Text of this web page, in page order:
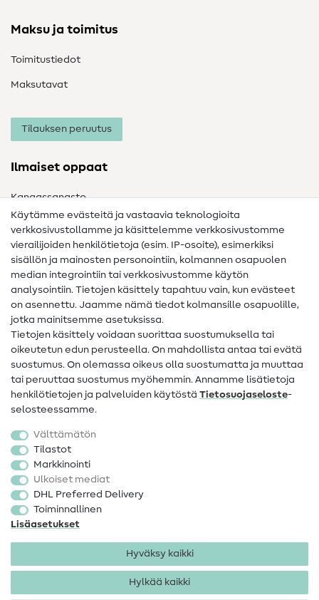
Maksu ja toimitus
Toimitustiedot
Maksutavat
Tilauksen peruutus
Ilmaiset oppaat
Kangassanasto
Ompelusanasto
Ompeluohjeet
Apua ja yhteystiedot
Yhteystiedot
Tietoa omistajanvaihdoksesta
FAQ
Peruutusoikeus
Suosittu
Kankaat
Ompelutarvikkeet
Ale
Käytämme evästeitä ja vastaavia teknologioita
verkkosivustollamme ja käsittelemme verkkosivustomme
vierailijoiden henkilötietoja (esim. IP-osoite), esimerkiksi
sisällön ja mainosten personointiin, kolmannen osapuolen
median integrointiin tai verkkosivustomme käytön
analysointiin. Tietojen käsittely tapahtuu vain, kun evästeet
on asennettu. Jaamme nämä tiedot kolmansille osapuolille,
jotka mainitsemme asetuksissa.
Tietojen käsittely voidaan suorittaa suostumuksella tai
oikeutetun edun perusteella. On mahdollista antaa tai evätä
suostumus. On olemassa oikeus olla suostumatta ja muuttaa
tai peruuttaa suostumus myöhemmin. Annamme lisätietoja
henkilötietojen ja palveluiden käytöstä Tietosuojaseloste-
selosteessamme.
Välttämätön
Tilastot
Markkinointi
Ulkoiset mediat
DHL Preferred Delivery
Toiminnallinen
Lisäasetukset
Hyväksy kaikki
Hylkää kaikki
Tietosuoja
Käyttöehdot